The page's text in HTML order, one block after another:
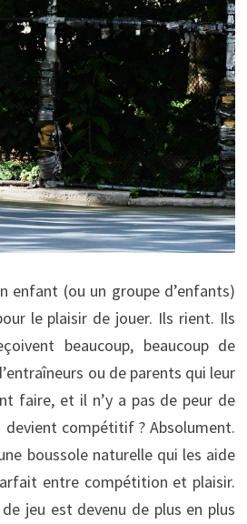
enfant (ou un groupe d’enfants)
le plaisir de jouer. Ils rient. Ils
beaucoup, beaucoup de
ou de parents qui leur
faire, et il n’y a pas de peur de
devient compétitif ? Absolument.
boussole naturelle qui les aide
entre compétition et plaisir.
jeu est devenu de plus en plus